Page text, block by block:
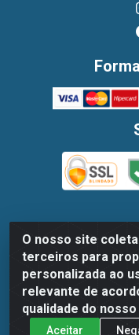
O nosso site
terceiros para
personalizada ao
relevante de
qualidade do
Aceitar
Dispan Distribuidora
Mascarenhas De
51.170-